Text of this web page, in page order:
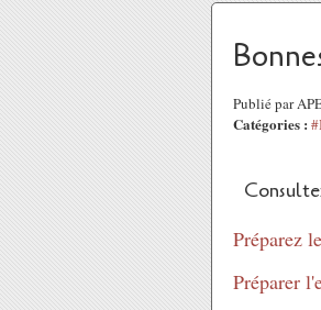
Publié par
Catégories :
Préparez
Préparer